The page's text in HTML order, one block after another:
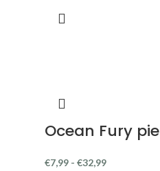
Ocean Fury pie
€7,99 - €32,99